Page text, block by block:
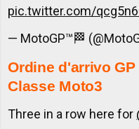
pic.twitter.com/
— MotoGP™🏁
Ordine d'arrivo
Classe Moto3
Three in a row here for